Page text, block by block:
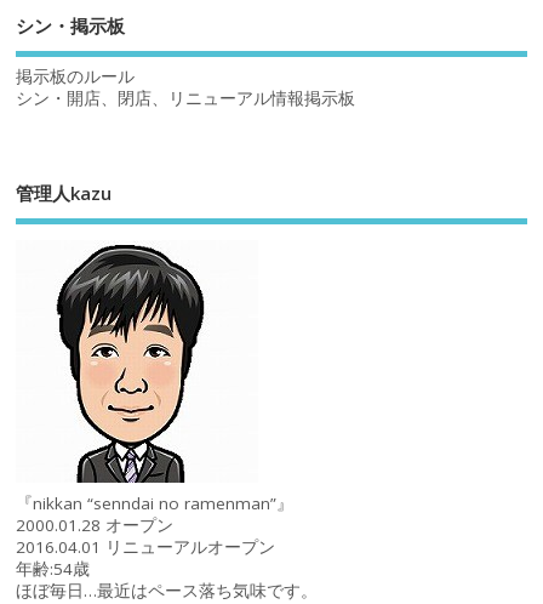
シン・掲示板
掲示板のルール
シン・開店、閉店、リニューアル情報掲示板
管理人kazu
『nikkan “senndai no ramenman”』
2000.01.28 オープン
2016.04.01 リニューアルオープン
年齢:54歳
ほぼ毎日…最近はペース落ち気味です。